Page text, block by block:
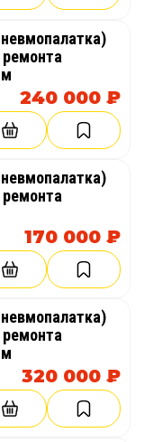
240 000 ₽
170 000 ₽
320 000 ₽